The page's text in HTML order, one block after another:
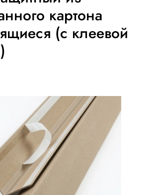
картона
(с клеевой